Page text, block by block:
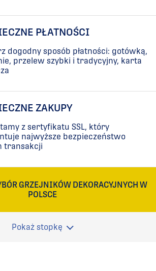
PŁATNOŚCI
dogodny sposób płatności: gotówką,
przelew szybki i tradycyjny, karta
ZAKUPY
z sertyfikatu SSL, który
najwyższe bezpieczeństwo
transakcji
GRZEJNIKÓW DEKORACYJNYCH W
POLSCE
Pokaż stopkę